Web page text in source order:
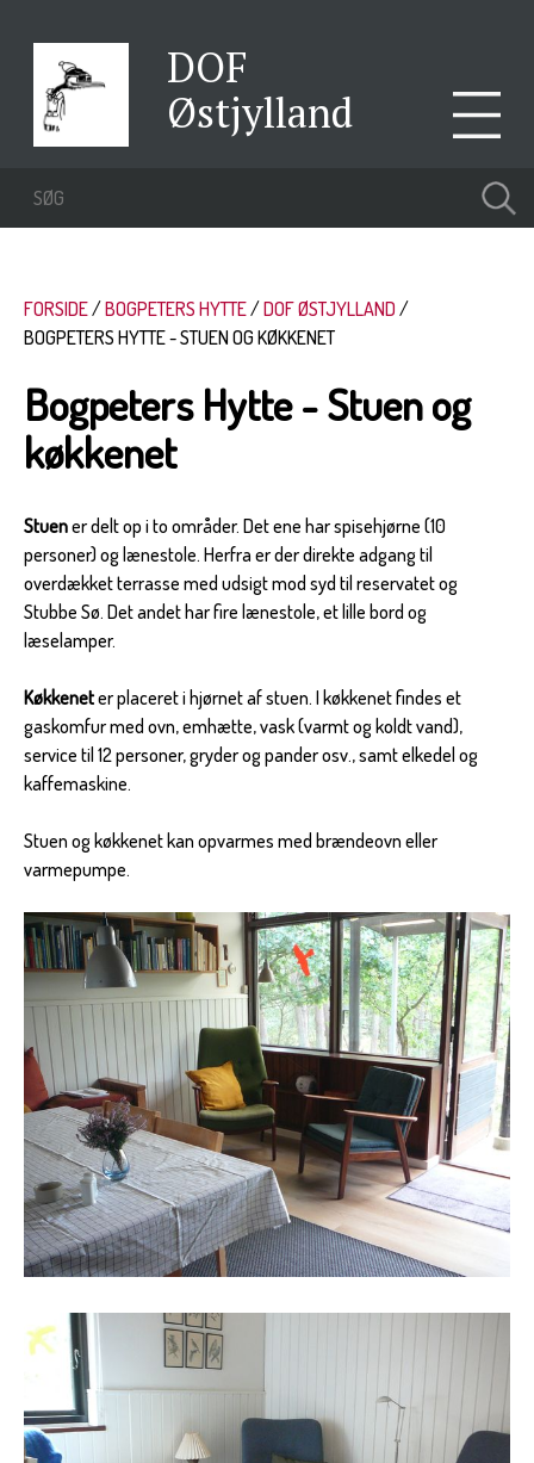
DOF
Østjylland
FORSIDE BOGPETERS HYTTE
DOF ØSTJYLLAND
BOGPETERS HYTTE - STUEN OG KØKKENET
Bogpeters Hytte - Stuen og
køkkenet
Stuener delt op i to områder. Det ene har spisehjørne (10
personer) og lænestole. Herfra er der direkte adgang til
overdækket terrasse med udsigt mod syd til reservatet og
Stubbe Sø. Det andet har fire lænestole, et lille bord og
læselamper.
Køkkeneter placeret i hjørnet af stuen. I køkkenet findes et
gaskomfur med ovn, emhætte, vask (varmt og koldt vand),
service til 12 personer, gryder og pander osv., samt elkedel og
kaffemaskine.
Stuen og køkkenet kan opvarmes med brændeovn eller
varmepumpe.